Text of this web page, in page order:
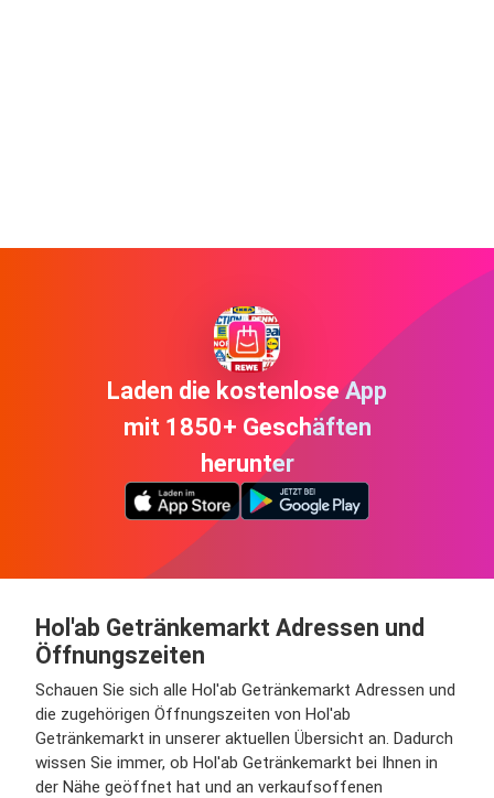
Laden die kostenlose App
mit 1850+ Geschäften
herunter
Hol'ab Getränkemarkt Adressen und
Öffnungszeiten
Schauen Sie sich alle Hol'ab Getränkemarkt Adressen und
die zugehörigen Öffnungszeiten von Hol'ab
Getränkemarkt in unserer aktuellen Übersicht an. Dadurch
wissen Sie immer, ob Hol'ab Getränkemarkt bei Ihnen in
der Nähe geöffnet hat und an verkaufsoffenen